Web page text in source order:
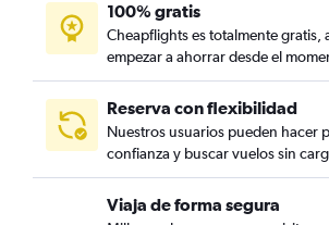
100% gratis
Cheapflights es totalmente gratis,
empezar a ahorrar desde el
Reserva con flexibilidad
Nuestros usuarios pueden hacer
confianza y buscar vuelos sin
Viaja de forma segura